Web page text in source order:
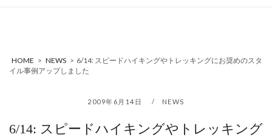
HOME > NEWS > 6/14: スピードハイキングやトレッキングにお奨めのスタ
イル事例アップしました
2009年6月14日 NEWS
6/14: スピードハイキングやトレッキング